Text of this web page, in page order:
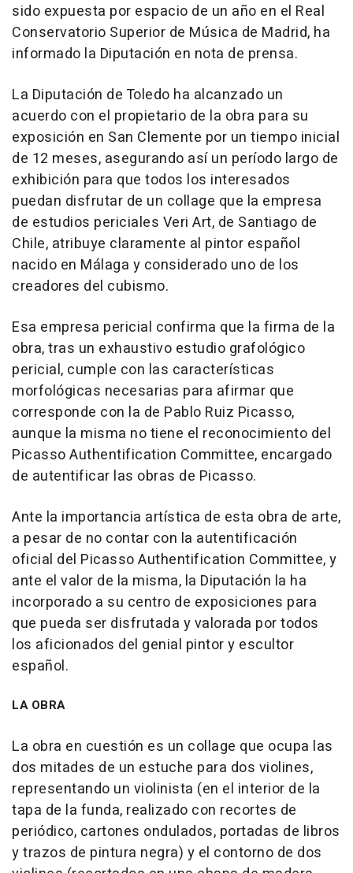
sido expuesta por espacio de un año en el Real
Conservatorio Superior de Música de Madrid, ha
informado la Diputación en nota de prensa.
La Diputación de Toledo ha alcanzado un
acuerdo con el propietario de la obra para su
exposición en San Clemente por un tiempo inicial
de 12 meses, asegurando así un período largo de
exhibición para que todos los interesados
puedan disfrutar de un collage que la empresa
de estudios periciales Veri Art, de Santiago de
Chile, atribuye claramente al pintor español
nacido en Málaga y considerado uno de los
creadores del cubismo.
Esa empresa pericial confirma que la firma de la
obra, tras un exhaustivo estudio grafológico
pericial, cumple con las características
morfológicas necesarias para afirmar que
corresponde con la de Pablo Ruiz Picasso,
aunque la misma no tiene el reconocimiento del
Picasso Authentification Committee, encargado
de autentificar las obras de Picasso.
Ante la importancia artística de esta obra de arte,
a pesar de no contar con la autentificación
oficial del Picasso Authentification Committee, y
ante el valor de la misma, la Diputación la ha
incorporado a su centro de exposiciones para
que pueda ser disfrutada y valorada por todos
los aficionados del genial pintor y escultor
español.
LA OBRA
La obra en cuestión es un collage que ocupa las
dos mitades de un estuche para dos violines,
representando un violinista (en el interior de la
tapa de la funda, realizado con recortes de
periódico, cartones ondulados, portadas de libros
y trazos de pintura negra) y el contorno de dos